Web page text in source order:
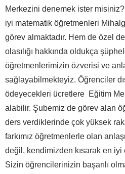
Merkezini denemek ister
iyi matematik öğretmenleri
görev almaktadır. Hem de özel
olasılığı hakkında oldukça
öğretmenlerimizin özverisi ve
sağlayabilmekteyiz. Öğrenciler
ödeyecekleri ücretlere Eğitim
alabilir. Şubemiz de görev alan
ders verdiklerinde çok yüksek
farkımız öğretmenlerle olan
değil, kendimizden kısarak en iyi
Sizin öğrencilerinizin başarılı